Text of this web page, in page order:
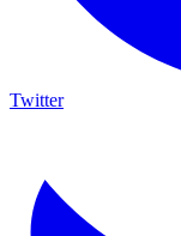
Twitter